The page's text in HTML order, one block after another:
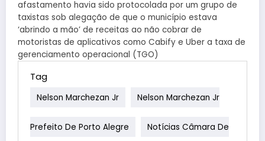
afastamento havia sido protocolada por um grupo de
taxistas sob alegação de que o município estava
‘abrindo a mão’ de receitas ao não cobrar de
motoristas de aplicativos como Cabify e Uber a taxa de
gerenciamento operacional (TGO)
Tag
Nelson Marchezan Jr Nelson Marchezan Jr
Prefeito De Porto Alegre Notícias Câmara De